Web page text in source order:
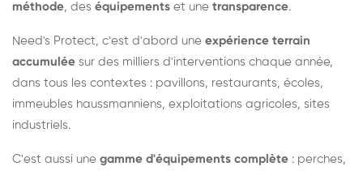
méthode, des équipements et une transparence.
Need's Protect, c'est d'abord une expérience terrain
accumulée sur des milliers d'interventions chaque année,
dans tous les contextes : pavillons, restaurants, écoles,
immeubles haussmanniens, exploitations agricoles, sites
industriels.
C'est aussi une gamme d'équipements complète : perches,